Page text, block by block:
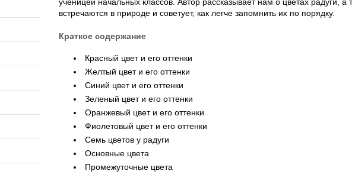
встречаются в природе и советует, как легче запомнить их по порядку.
Краткое содержание
Красный цвет и его оттенки
Желтый цвет и его оттенки
Синий цвет и его оттенки
Зеленый цвет и его оттенки
Оранжевый цвет и его оттенки
Фиолетовый цвет и его оттенки
Семь цветов у радуги
Основные цвета
Промежуточные цвета